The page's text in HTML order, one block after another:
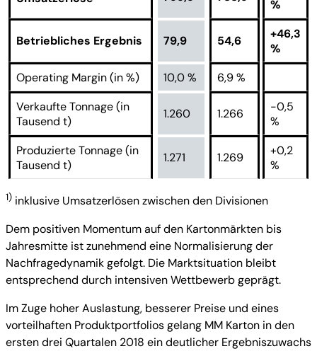
%
Betriebliches Ergebnis 79,9 54,6
+46,3
%
Operating Margin (in %)
10,0 %
6,9 %
Verkaufte Tonnage (in
Tausend t)
1.260 1.266
-0,5
%
Produzierte Tonnage (in
Tausend t)
1.271 1.269
+0,2
%
1) inklusive Umsatzerlösen zwischen den Divisionen
Dem positiven Momentum auf den Kartonmärkten bis
Jahresmitte ist zunehmend eine Normalisierung der
Nachfragedynamik gefolgt. Die Marktsituation bleibt
entsprechend durch intensiven Wettbewerb geprägt.
Im Zuge hoher Auslastung, besserer Preise und eines
vorteilhaften Produktportfolios gelang MM Karton in den
ersten drei Quartalen 2018 ein deutlicher Ergebniszuwachs